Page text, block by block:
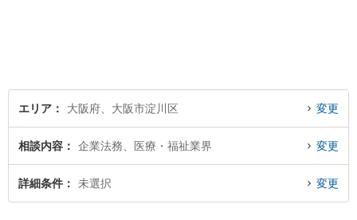
エリア 大阪府、大阪市淀川区 変更
相談内容 企業法務、医療・福祉業界 変更
詳細条件 未選択 変更